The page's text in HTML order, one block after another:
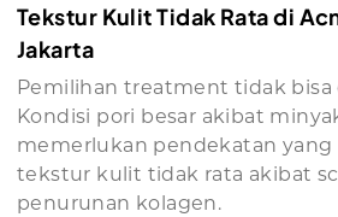
Tekstur Kulit Tidak Rata di
Jakarta
Pemilihan treatment tidak bisa
Kondisi pori besar akibat
memerlukan pendekatan yang
tekstur kulit tidak rata akibat
penurunan kolagen.